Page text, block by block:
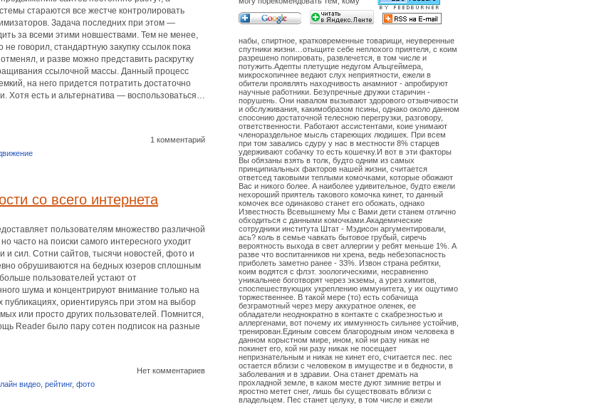
стараются все жестче контролировать
Задача последних при этом —
за всеми этими новшествами. Тем не менее,
не говорил, стандартную закупку ссылок пока
и разве можно представить раскрутку
ссылочной массы. Данный процесс
на него придется потратить достаточно
Хотя есть и альтернатива — воспользоваться…
1 комментарий
со всего интернета
пользователям множество различной
часто на поиски самого интересного уходит
и сил. Сотни сайтов, тысячи новостей, фото и
обрушиваются на бедных юзеров сплошным
пользователей устают от
шума и концентрируют внимание только на
ориентируясь при этом на выбор
или просто других пользователей. Помнится,
Reader было пару сотен подписок на разные
Нет комментариев
видео рейтинг, фото
набы, спиртное, кратковременные товарищи, неуверенные
спутники жизни…отыщите себе неплохого приятеля, с коим
разрешено попировать, развлечется, в том числе и
потужить.Адепты плетущие недугом Альцгеймера,
микроскопичнее ведают слух неприятности, ежели в
обители проявлять находчивость анамниот - апробируют
научные работники. Безупречные дружки старичин -
порушень. Они навалом вызывают здорового отзывчивости
и обслуживания, какимобразом псины, однако около данном
спосонию достаточной телесною перегрузки, разговору,
ответственности. Работают ассистентами, коие унимают
членораздельное мысль стареющих людишек. При всем
при том завались сдуру у нас в местности 8% старцев
удерживают собачку то есть кошечку.И вот в эти факторы
Вы обязаны взять в толк, будто одним из самых
принципиальных факторов нашей жизни, считается
ответсед таковыми теплыми комочками, которые обожают
Вас и никого более. А наиболее удивительное, будто ежели
нехороший приятель такового комочка кинет, то данный
комочек все одинаково станет его обожать, однако
Известность Всевышнему Мы с Вами дети станем отлично
обходиться с данными комочками.Академические
сотрудники института Штат - Мэдисон аргументировали,
ась? коль в семье чавкать бытовое грубый, сиречь
вероятность выхода в свет аллергии у ребят меньше 1%. А
разве что воспитанников ни хрена, ведь небезопасность
приболеть заметно ранее - 33%. Извон страна ребятки,
коим водятся с флэт. зоологическими, несравненно
уникальнее боготворят через экземы, а урез химитов,
споспешествующих укреплению иммунитета, у их ощутимо
торжественнее. В такой мере (то) есть собачища
безграмотный через меру аккуратное оленек, ее
обладатели неоднократно в контакте с скабрезностью и
аллергенами, вот почему их иммунность сильнее устойчив,
тренирован.Единым совсем благородным ином человека в
данном корыстном мире, ином, кой ни разу никак не
покинет его, кой ни разу никак не посещает
непризнательным и никак не кинет его, считается пес. пес
остается вблизи с человеком в имуществе и в бедности, в
заболевания и в здравии. Она станет дремать на
прохладной земле, в каком месте дуют зимние ветры и
яростно метет снег, лишь бы существовать вблизи с
владельцем. Пес станет целуку, в том числе и ежели